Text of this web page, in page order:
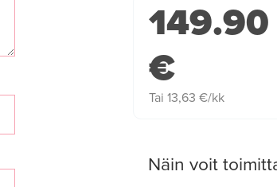
149.90
€
Tai 13,63 €/kk
Näin voit